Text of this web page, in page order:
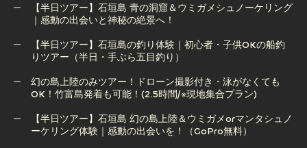
【半日ツアー】石垣島 幻の島上陸＋サンゴ礁シュノーケリン
グツアー（GoPro無料）
【半日ツアー】石垣島 青の洞窟＆ウミガメシュノーケリング
｜感動の出会いと神秘の絶景へ！
【半日ツアー】石垣島 青の洞窟＆ウミガメシュノーケリング
【半日ツアー】石垣島の釣り体験｜初心者・子供OKの船釣
りツアー（半日・手ぶら五目釣り）
【半日ツアー】石垣島の釣り体験｜初心者・子供OKの船釣
幻の島上陸のみツアー！ドローン撮影付き・泳がなくても
OK！竹富島発着も可能！(2.5時間/※現地集合プラン)
幻の島上陸のみツアー！ドローン撮影付き・泳がなくても
【半日ツアー】石垣島 幻の島上陸＆ウミガメorマンタシュノ
ーケリング体験｜感動の出会いを！（GoPro無料）